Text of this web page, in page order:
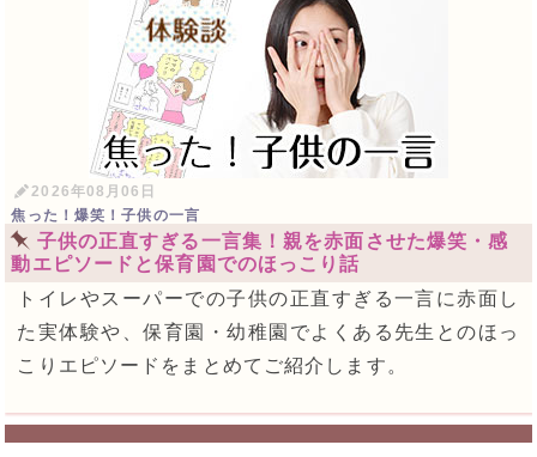
2026年08月06日
焦った！爆笑！子供の一言
子供の正直すぎる一言集！親を赤面させた爆笑・感
動エピソードと保育園でのほっこり話
トイレやスーパーでの子供の正直すぎる一言に赤面し
た実体験や、保育園・幼稚園でよくある先生とのほっ
こりエピソードをまとめてご紹介します。